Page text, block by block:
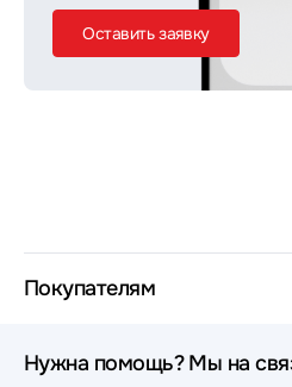
Оставить заявку
Покупателям
Нужна помощь? Мы на